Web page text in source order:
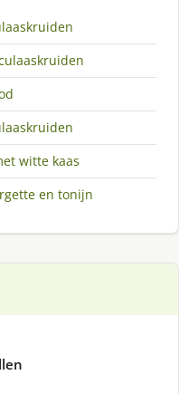
witte kaas
en tonijn